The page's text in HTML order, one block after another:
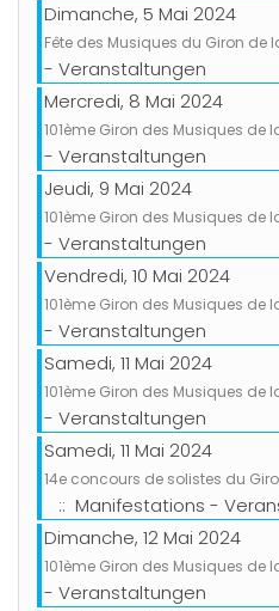
Dimanche, 5 Mai 2024
Fête des Musiques du Giron de
- Veranstaltungen
Mercredi, 8 Mai 2024
101ème Giron des Musiques de
- Veranstaltungen
Jeudi, 9 Mai 2024
101ème Giron des Musiques de
- Veranstaltungen
Vendredi, 10 Mai 2024
101ème Giron des Musiques de
- Veranstaltungen
Samedi, 11 Mai 2024
101ème Giron des Musiques de
- Veranstaltungen
Samedi, 11 Mai 2024
14e concours de solistes du
:: Manifestations -
Dimanche, 12 Mai 2024
101ème Giron des Musiques de
- Veranstaltungen